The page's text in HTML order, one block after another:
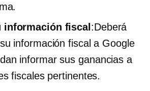
información fiscal :Deberá
información fiscal a Google
informar sus ganancias a
fiscales pertinentes.